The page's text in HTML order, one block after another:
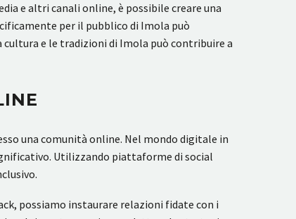
e altri canali online, è possibile creare una
per il pubblico di Imola può
e le tradizioni di Imola può contribuire a
una comunità online. Nel mondo digitale in
Utilizzando piattaforme di social
possiamo instaurare relazioni fidate con i